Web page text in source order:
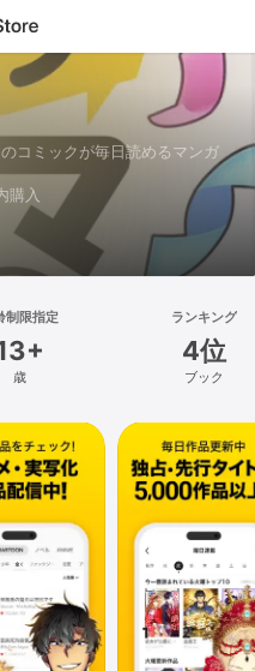
コミックが毎日読めるマンガ
購入
制限指定
歳
ランキング
4位
ブック